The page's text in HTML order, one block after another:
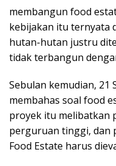
membangun food
kebijakan itu ternyata
hutan-hutan justru
tidak terbangun
Sebulan kemudian, 21
membahas soal food
proyek itu melibatkan
perguruan tinggi, dan
Food Estate harus